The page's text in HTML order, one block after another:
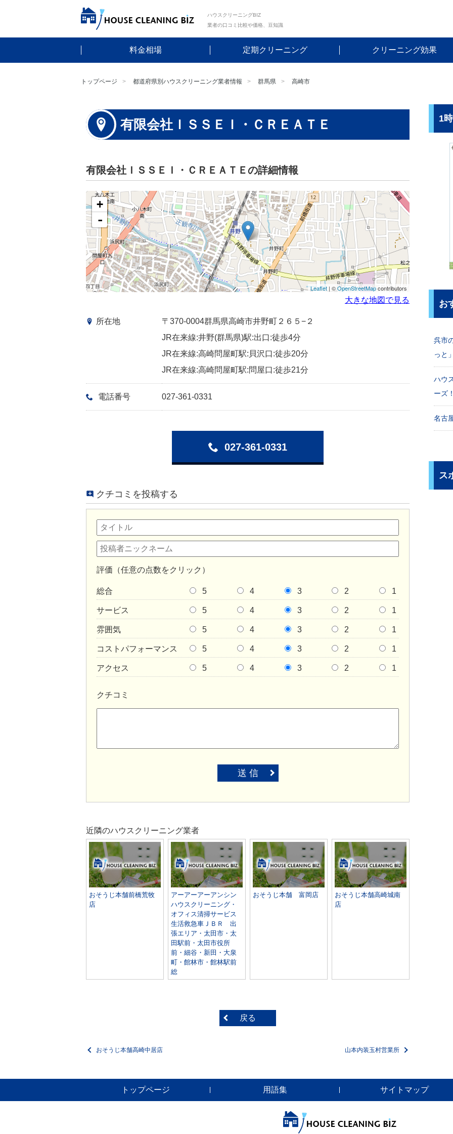
ハウスクリーニングBIZ
業者の口コミ比較や価格、豆知識
料金相場 定期クリーニング クリーニング効果
トップページ 都道府県別ハウスクリーニング業者情報 群馬県 高崎市
有限会社ＩＳＳＥＩ・ＣＲＥＡＴＥ
有限会社ＩＳＳＥＩ・ＣＲＥＡＴＥの詳細情報
+
-
Leaflet | ©OpenStreetMapcontributors
大きな地図で見る
所在地
〒370-0004群馬県高崎市井野町２６５−２
JR在来線:井野(群馬県)駅:出口:徒歩4分
JR在来線:高崎問屋町駅:貝沢口:徒歩20分
JR在来線:高崎問屋町駅:問屋口:徒歩21分
電話番号 027-361-0331
027-361-0331
クチコミを投稿する
評価（任意の点数をクリック）
総合 5 4 3 2 1
サービス 5 4 3 2 1
雰囲気 5 4 3 2 1
コストパフォーマンス 5 4 3 2 1
アクセス 5 4 3 2 1
クチコミ
送 信
近隣のハウスクリーニング業者
おそうじ本舗前橋荒牧
店
アーアーアーアンシン
ハウスクリーニング・
オフィス清掃サービス
生活救急車ＪＢＲ 出
張エリア・太田市・太
田駅前・太田市役所
前・細谷・新田・大泉
町・館林市・館林駅前
総
おそうじ本舗 富岡店
おそうじ本舗高崎城南
店
戻る
おそうじ本舗高崎中居店 山本内装玉村営業所
1
お
呉市
っと」
ハウ
ーズ！
名古
ス
トップページ 用語集 サイトマップ